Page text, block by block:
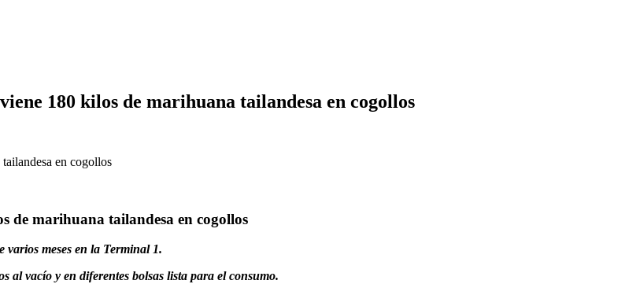
180 kilos de marihuana tailandesa en cogollos
de marihuana tailandesa en cogollos
varios meses en la Terminal 1.
al vacío y en diferentes bolsas lista para el consumo.